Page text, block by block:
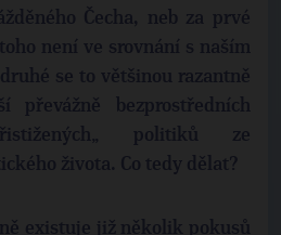
Čecha, neb za prvé
není ve srovnání s naším
se to většinou razantně
bezprostředních
politiků ze
života. Co tedy dělat?
existuje již několik pokusů